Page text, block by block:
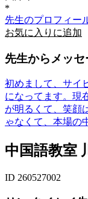
*
先生のプロフィー
お気に入りに追加
先生からメッセ
初めまして、サイ
になってます。現
が明るくて、笑顔
ゃなくて、本場の
中国語教室
ID 260527002